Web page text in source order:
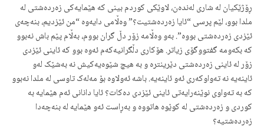
ڕۆژێکیان لە شاری لەندەن، لاوێکی کوردم بینی کە هێمایەکی زەردەشتی لە
ملدا بوو، لێم پرسی “ئایا زەردەشتیت؟” وەڵامی دایەوە “من ئێزدیم، بنەچەی
ئێزدی زەردەشتی بووە”. بەو وەڵامە زۆر دڵ گران بووم، بەڵام پێم باش نەبوو
کە بکەومە گفتووگۆی زیاتر. هۆکاری دڵگرانیەکەم ئەوە بوو کە ئاینی ئێزدی
زۆر لە ئاینی زەردەشتی دێرینترە و بە هیچ شێوەیەکیش نە بەشێک لەو
ئاینەیە نە تەواوکەری ئەو ئاینەیە. باشە ئەولاوە بۆ مەلەک تاوسی لە ملدا نەبوو
کە بە تەواوی نوێنەرایەتی ئاینی ئێزدی دەکات؟ ئایا دانانی ئەم هێمایە بە
کوردی و زەردەشتی لە کوێوە هاتووە و بەڕاست ئەو هێمایە لە بنەچەدا
زەردەشتیە؟